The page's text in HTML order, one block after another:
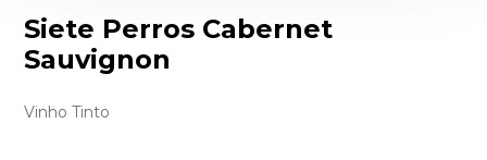
Siete Perros Cabernet
Sauvignon
Vinho Tinto